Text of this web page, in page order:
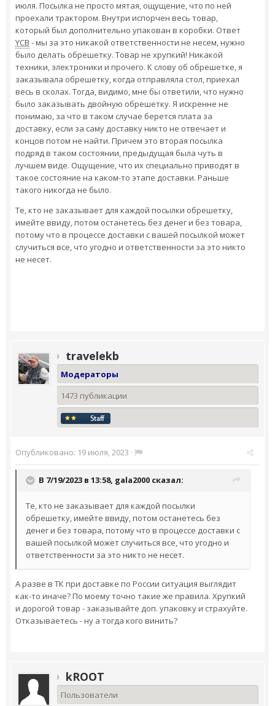
июля. Посылка не просто мятая, ощущение, что по ней
проехали трактором. Внутри испорчен весь товар,
который был дополнительно упакован в коробки. Ответ
YCB - мы за это никакой ответственности не несем, нужно
было делать обрешетку. Товар не хрупкий! Никакой
техники, электроники и прочего. К слову об обрешетке, я
заказывала обрешетку, когда отправляла стол, приехал
весь в сколах. Тогда, видимо, мне бы ответили, что нужно
было заказывать двойную обрешетку. Я искренне не
понимаю, за что в таком случае берется плата за
доставку, если за саму доставку никто не отвечает и
концов потом не найти. Причем это вторая посылка
подряд в таком состоянии, предыдущая была чуть в
лучшем виде. Ощущение, что их специально приводят в
такое состояние на каком-то этапе доставки. Раньше
такого никогда не было.
Те, кто не заказывает для каждой посылки обрешетку,
имейте ввиду, потом останетесь без денег и без товара,
потому что в процессе доставки с вашей посылкой может
случиться все, что угодно и ответственности за это никто
не несет.
travelekb
Модераторы
1473 публикации
Опубликовано: 19 июля, 2023 ·
В 7/19/2023 в 13:58, gala2000 сказал:
Те, кто не заказывает для каждой посылки
обрешетку, имейте ввиду, потом останетесь без
денег и без товара, потому что в процессе доставки с
вашей посылкой может случиться все, что угодно и
ответственности за это никто не несет.
А разве в ТК при доставке по России ситуация выглядит
как-то иначе? По моему точно такие же правила. Хрупкий
и дорогой товар - заказывайте доп. упаковку и страхуйте.
Отказываетесь - ну а тогда кого винить?
kROOT
Пользователи